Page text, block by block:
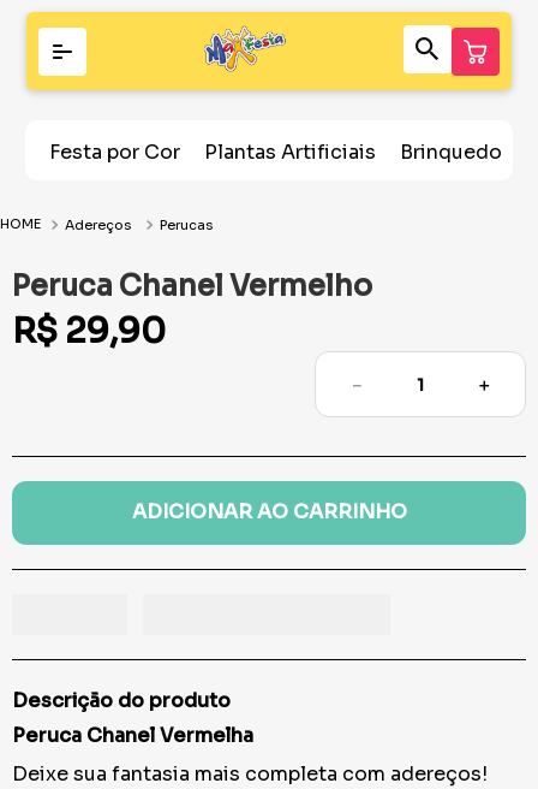
Festa por Cor Plantas Artificiais Brinquedos
Adereços Perucas
Peruca Chanel Vermelho
R$ 29,90
＋
－
ADICIONAR AO CARRINHO
Descrição do produto
Peruca Chanel Vermelha
Deixe sua fantasia mais completa com adereços!